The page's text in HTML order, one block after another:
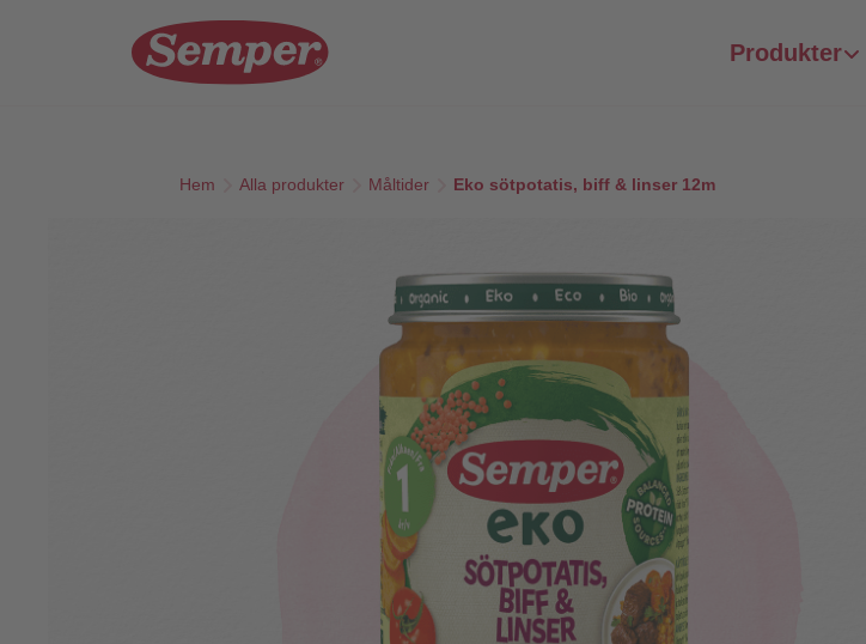
Skip to main content
Produkter
Hem Alla produkter Måltider Eko sötpotatis, biff & linser 12m